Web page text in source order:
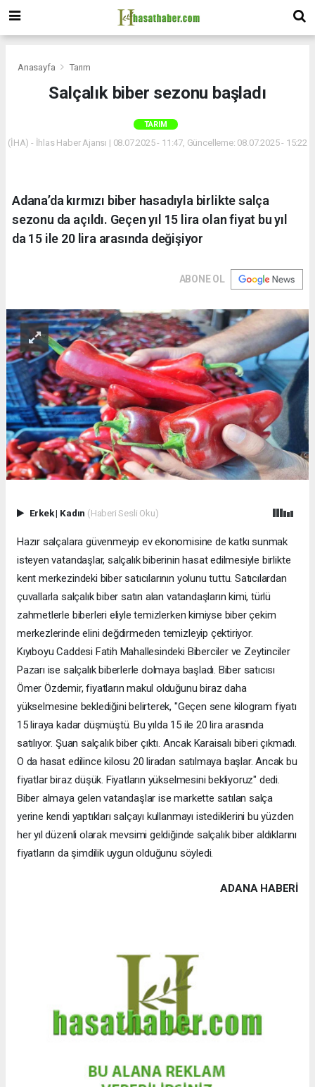
Anasayfa Tarım
Salçalık biber sezonu başladı
TARIM
(İHA) - İhlas Haber Ajansı | 08.07.2025 - 11:47, Güncelleme: 08.07.2025 - 15:22
Adana’da kırmızı biber hasadıyla birlikte salça
sezonu da açıldı. Geçen yıl 15 lira olan fiyat bu yıl
da 15 ile 20 lira arasında değişiyor
ABONE OL
Erkek| Kadın (Haberi Sesli Oku)
Hazır salçalara güvenmeyip ev ekonomisine de katkı sunmak
isteyen vatandaşlar, salçalık biberinin hasat edilmesiyle birlikte
kent merkezindeki biber satıcılarının yolunu tuttu. Satıcılardan
çuvallarla salçalık biber satın alan vatandaşların kimi, türlü
zahmetlerle biberleri eliyle temizlerken kimiyse biber çekim
merkezlerinde elini değdirmeden temizleyip çektiriyor.
Kıyıboyu Caddesi Fatih Mahallesindeki Biberciler ve Zeytinciler
Pazarı ise salçalık biberlerle dolmaya başladı. Biber satıcısı
Ömer Özdemir, fiyatların makul olduğunu biraz daha
yükselmesine beklediğini belirterek, "Geçen sene kilogram fiyatı
15 liraya kadar düşmüştü. Bu yılda 15 ile 20 lira arasında
satılıyor. Şuan salçalık biber çıktı. Ancak Karaisalı biberi çıkmadı.
O da hasat edilince kilosu 20 liradan satılmaya başlar. Ancak bu
fiyatlar biraz düşük. Fiyatların yükselmesini bekliyoruz" dedi.
Biber almaya gelen vatandaşlar ise markette satılan salça
yerine kendi yaptıkları salçayı kullanmayı istediklerini bu yüzden
her yıl düzenli olarak mevsimi geldiğinde salçalık biber aldıklarını
fiyatların da şimdilik uygun olduğunu söyledi.
ADANA HABERİ